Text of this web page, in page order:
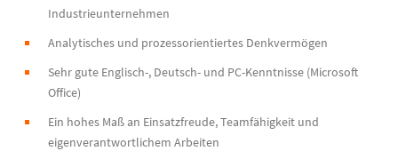
Industrieunternehmen
Analytisches und prozessorientiertes Denkvermögen
Sehr gute Englisch-, Deutsch- und PC-Kenntnisse (Microsoft
Office)
Ein hohes Maß an Einsatzfreude, Teamfähigkeit und
eigenverantwortlichem Arbeiten